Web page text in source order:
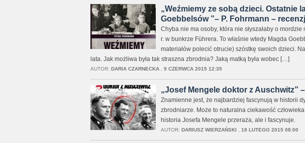
„Weźmiemy ze sobą dzieci. Ostatnie
Goebbelsów ”– P. Fohrmann –
Chyba nie ma osoby, która nie słyszałaby o
r. w bunkrze Führera. To właśnie wtedy Magda
materiałów polecić otrucie) szóstkę swoich dzieci.
lata. Jak możliwa była tak straszna zbrodnia? Jaką matką była wobec […]
AUTOR: DARIA CZARNECKA, 9 CZERWCA 2015 12:35
„Josef Mengele doktor z Auschwitz”
Znamienne jest, że najbardziej fascynują w historii
zbrodniarze. Może to naturalna ciekawość
historia Josefa Mengele przeraża, ale i fascynuje.
AUTOR: DARIUSZ WIERZAŃSKI 18 LUTEGO 2015 08:00